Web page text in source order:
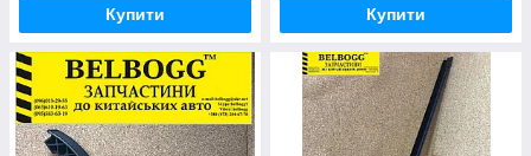
Купити Купити